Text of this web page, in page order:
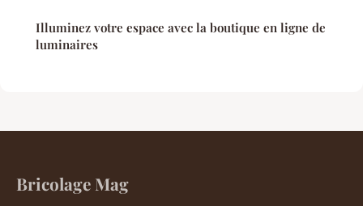
Illuminez votre espace avec la boutique en ligne de
luminaires
Bricolage Mag